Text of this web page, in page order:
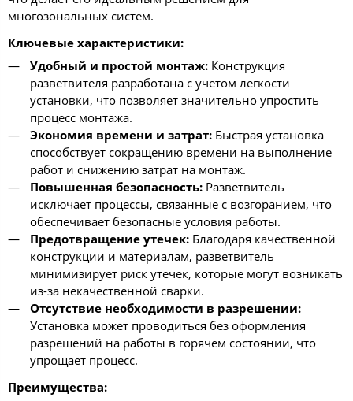
многозональных систем.
Ключевые характеристики:
Удобный и простой монтаж:Конструкция
разветвителя разработана с учетом легкости
установки, что позволяет значительно упростить
процесс монтажа.
Экономия времени и затрат:Быстрая установка
способствует сокращению времени на выполнение
работ и снижению затрат на монтаж.
Повышенная безопасность:Разветвитель
исключает процессы, связанные с возгоранием, что
обеспечивает безопасные условия работы.
Предотвращение утечек:Благодаря качественной
конструкции и материалам, разветвитель
минимизирует риск утечек, которые могут возникать
из-за некачественной сварки.
Отсутствие необходимости в разрешении:
Установка может проводиться без оформления
разрешений на работы в горячем состоянии, что
упрощает процесс.
Преимущества: